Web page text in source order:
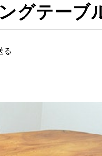
レジンギャラリー
吉祥寺ギャラリー
アウトレット取扱店】
川ギャラリー【本店】
式オンラインストア
グテーブ
る